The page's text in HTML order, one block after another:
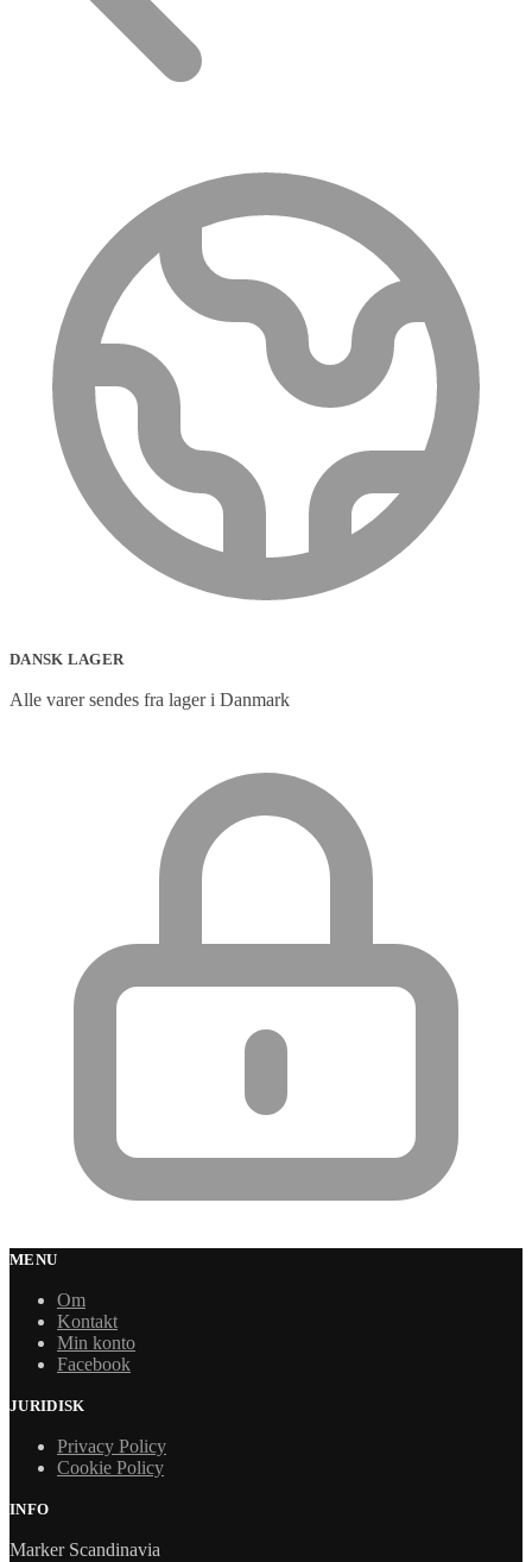
DANSK LAGER
Alle varer sendes fra lager i Danmark
MENU
Om
Kontakt
Min konto
Facebook
JURIDISK
Privacy Policy
Cookie Policy
INFO
Marker Scandinavia